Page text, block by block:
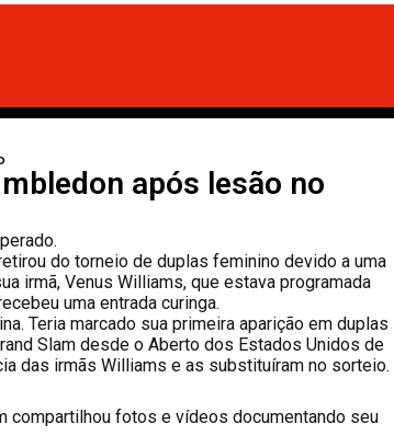
após lesão no
do torneio de duplas feminino devido a uma
irmã, Venus Williams, que estava programada
uma entrada curinga.
Teria marcado sua primeira aparição em duplas
Slam desde o Aberto dos Estados Unidos de
das irmãs Williams e as substituíram no sorteio.
compartilhou fotos e vídeos documentando seu